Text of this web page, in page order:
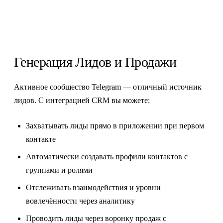
Генерация Лидов и Продажи
Активное сообщество Telegram — отличный источник
лидов. С интеграцией CRM вы можете:
Захватывать лиды прямо в приложении при первом
контакте
Автоматически создавать профили контактов с
группами и ролями
Отслеживать взаимодействия и уровни
вовлечённости через аналитику
Проводить лиды через воронку продаж с